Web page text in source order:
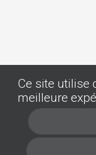
Ce site utilise
meilleure